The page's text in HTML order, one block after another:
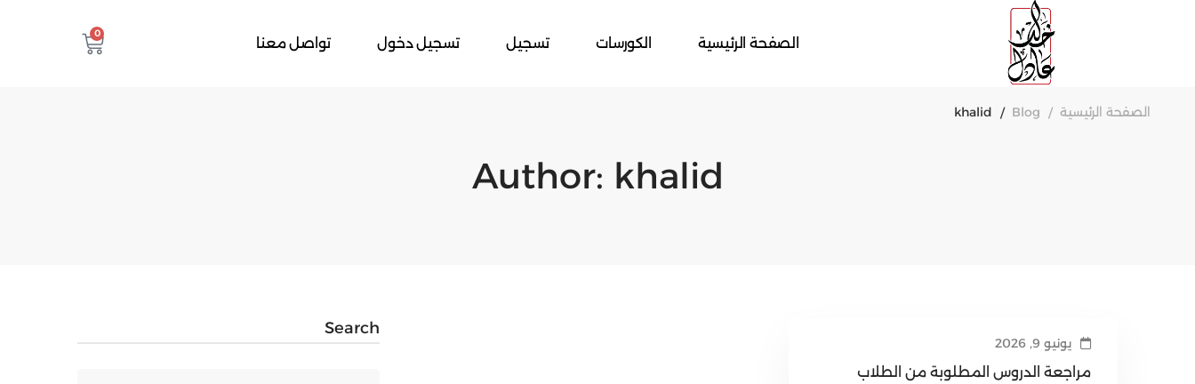
الصفحة الرئيسية الكورسات تسجيل تسجيل دخول تواصل معنا
0
الصفحة الرئيسية Blog
khalid
Author: khalid
يونيو 9, 2026
مراجعة الدروس المطلوبة من الطلاب
Search